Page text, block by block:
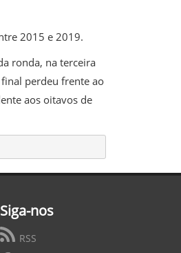
2015 e 2019.
ronda, na terceira
perdeu frente ao
aos oitavos de
Siga-nos
RSS